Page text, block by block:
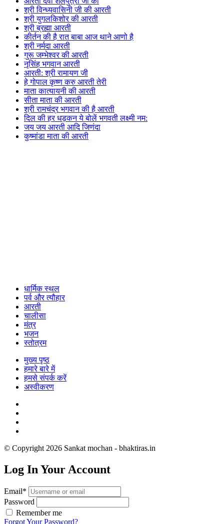
श्री विन्ध्यवासिनी जी की आरती
श्री युगलकिशोर की आरती
श्री ब्रह्मा आरती
कीर्तन की है रात बाबा आज थाने आणो है
श्री नर्मदा आरती
गुरू जम्भेश्वर की आरती
नृसिंह भगवान आरती
आरती: श्री रामायण जी
हे गोपाल कृष्ण करु आरती तेरी
माता कात्यायनी की आरती
सीता माता की आरती
श्री रामचंद्र भगवान की है आरती
दिल की हर धड़कन ये बोलें भगवती लक्ष्मी नम:
जय जय आरती आदि जिणंदा
कुष्मांडा माता की आरती
धार्मिक स्थल
पर्व और त्यौहार
आरती
चालीसा
मंत्र
भजन
स्तोत्रम
मुख्य पृष्ठ
हमारे बारे में
हमसे संपर्क करें
अस्वीकरण
© Copyright 2026 Sankat mochan - bhaktiras.in
Log In Your Account
Email*
Password
Remember me
Forgot Your Password?